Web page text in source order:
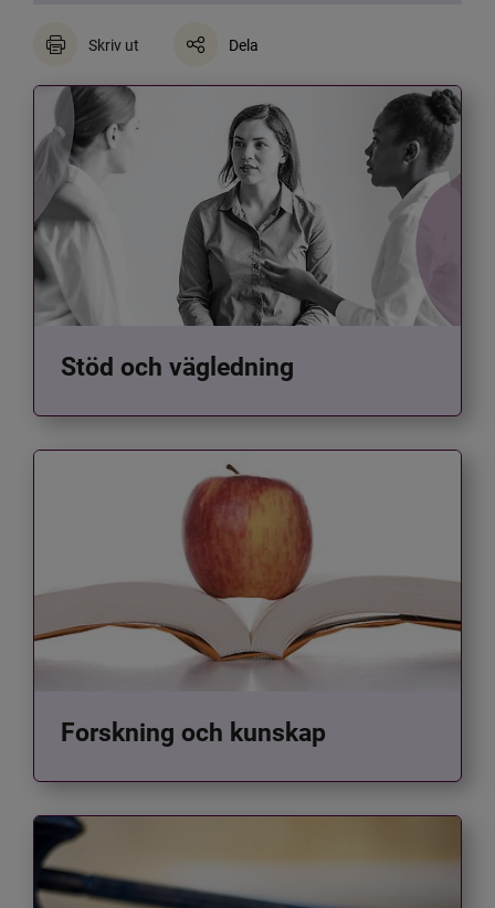
Skriv ut Dela
Stöd och vägledning
Forskning och kunskap